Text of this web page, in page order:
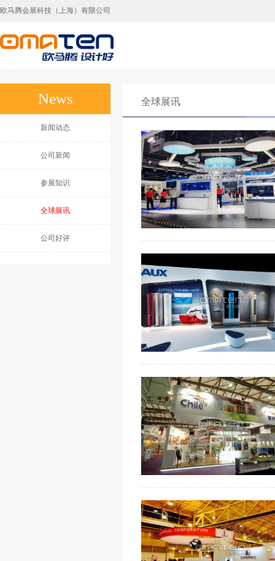
欧马腾会展科技（上海）有限公司
News
新闻动态
公司新闻
参展知识
全球展讯
公司好评
全球展讯